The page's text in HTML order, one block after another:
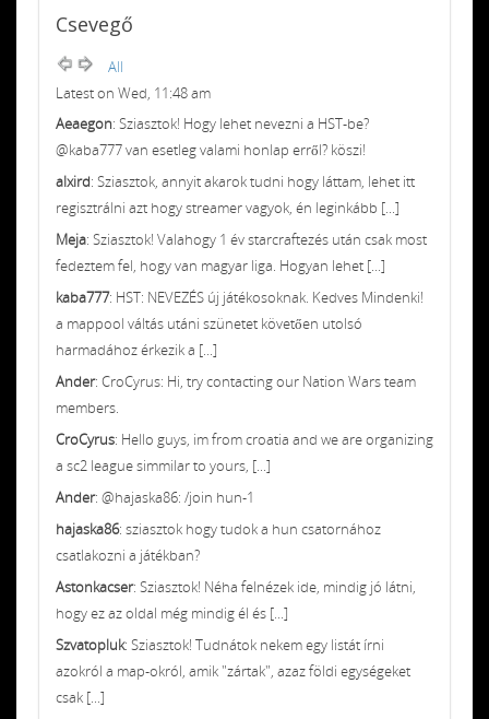
Csevegő
All
Latest on Wed, 11:48 am
Aeaegon: Sziasztok! Hogy lehet nevezni a HST-be?
@kaba777 van esetleg valami honlap erről? köszi!
alxird: Sziasztok, annyit akarok tudni hogy láttam, lehet itt
regisztrálni azt hogy streamer vagyok, én leginkább [...]
Meja: Sziasztok! Valahogy 1 év starcraftezés után csak most
fedeztem fel, hogy van magyar liga. Hogyan lehet [...]
kaba777: HST: NEVEZÉS új játékosoknak. Kedves Mindenki!
a mappool váltás utáni szünetet követően utolsó
harmadához érkezik a [...]
Ander: CroCyrus: Hi, try contacting our Nation Wars team
members.
CroCyrus: Hello guys, im from croatia and we are organizing
a sc2 league simmilar to yours, [...]
Ander: @hajaska86: /join hun-1
hajaska86: sziasztok hogy tudok a hun csatornához
csatlakozni a játékban?
Astonkacser: Sziasztok! Néha felnézek ide, mindig jó látni,
hogy ez az oldal még mindig él és [...]
Szvatopluk: Sziasztok! Tudnátok nekem egy listát írni
azokról a map-okról, amik "zártak", azaz földi egységeket
csak [...]